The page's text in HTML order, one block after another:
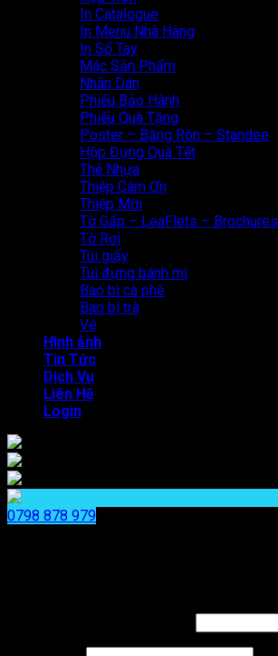
In Catalogue
In Menu Nhà Hàng
In Sổ Tay
Mác Sản Phẩm
Nhãn Dán
Phiếu Bảo Hành
Phiếu Quà Tặng
Poster – Băng Rôn – Standee
Hộp Đựng Quà Tết
Thẻ Nhựa
Thiệp Cám Ơn
Thiệp Mời
Tờ Gấp – LeaFlets – Brochures
Tờ Rơi
Túi giấy
Túi đựng bánh mì
Bao bì cà phê
Bao bì trà
Vé
Hình ảnh
Tin Tức
Dịch Vụ
Liên Hệ
Login
0798 878 979